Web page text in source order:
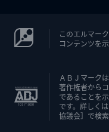
このエルマー
コンテンツを
ＡＢＪマーク
著作権者から
であることを
です。詳しく
協議会］で検